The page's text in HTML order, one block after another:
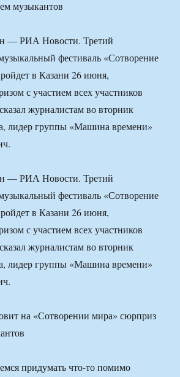
РИА Новости. Третий
фестиваль «Сотворение
в Казани 26 июня,
с участием всех участников
журналистам во вторник
лидер группы «Машина времени»
РИА Новости. Третий
фестиваль «Сотворение
в Казани 26 июня,
с участием всех участников
журналистам во вторник
лидер группы «Машина времени»
придумать что-то помимо